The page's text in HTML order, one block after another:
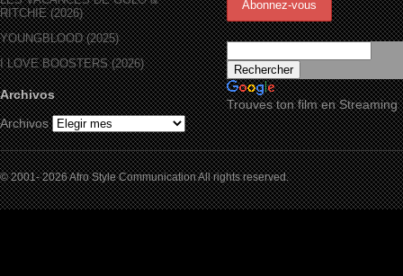
RITCHIE (2026)
YOUNGBLOOD (2025)
I LOVE BOOSTERS (2026)
Archivos
Archivos
Trouves ton film en Streaming
© 2001- 2026 Afro Style Communication All rights reserved.